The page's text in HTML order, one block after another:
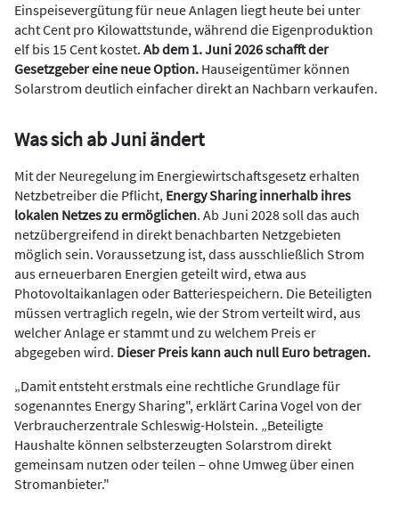
Einspeisevergütung für neue Anlagen liegt heute bei unter
acht Cent pro Kilowattstunde, während die Eigenproduktion
elf bis 15 Cent kostet. Ab dem 1. Juni 2026 schafft der
Gesetzgeber eine neue Option. Hauseigentümer können
Solarstrom deutlich einfacher direkt an Nachbarn verkaufen.
Was sich ab Juni ändert
Mit der Neuregelung im Energiewirtschaftsgesetz erhalten
Netzbetreiber die Pflicht, Energy Sharing innerhalb ihres
lokalen Netzes zu ermöglichen. Ab Juni 2028 soll das auch
netzübergreifend in direkt benachbarten Netzgebieten
möglich sein. Voraussetzung ist, dass ausschließlich Strom
aus erneuerbaren Energien geteilt wird, etwa aus
Photovoltaikanlagen oder Batteriespeichern. Die Beteiligten
müssen vertraglich regeln, wie der Strom verteilt wird, aus
welcher Anlage er stammt und zu welchem Preis er
abgegeben wird. Dieser Preis kann auch null Euro betragen.
„Damit entsteht erstmals eine rechtliche Grundlage für
sogenanntes Energy Sharing", erklärt Carina Vogel von der
Verbraucherzentrale Schleswig-Holstein. „Beteiligte
Haushalte können selbsterzeugten Solarstrom direkt
gemeinsam nutzen oder teilen – ohne Umweg über einen
Stromanbieter."